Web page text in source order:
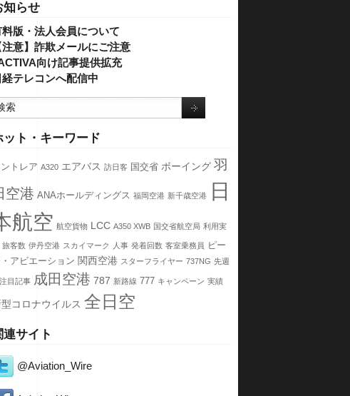
知らせ
料版・法人会員について
注意】詐欺メールにご注意
向け記事提供拡充
経テレコンへ配信中
ット・キーワード
トレア A320 エアバス 訪日客 国交省 ボーイング 羽
空港 ANAホールディングス 福岡空港 新千歳空港
日
航空 航空貨物 LCC A350 XWB 国交省航空局 利用実
旅客数 伊丹空港 スカイマーク 人事 発着回数 客室乗務員
ピー
アビエーション 関西空港 スターフライヤー 737NG 先週
目記事 成田空港 787 新路線 777 キャンペーン 実績
型コロナウイルス 全日空
連サイト
@Aviation_Wire